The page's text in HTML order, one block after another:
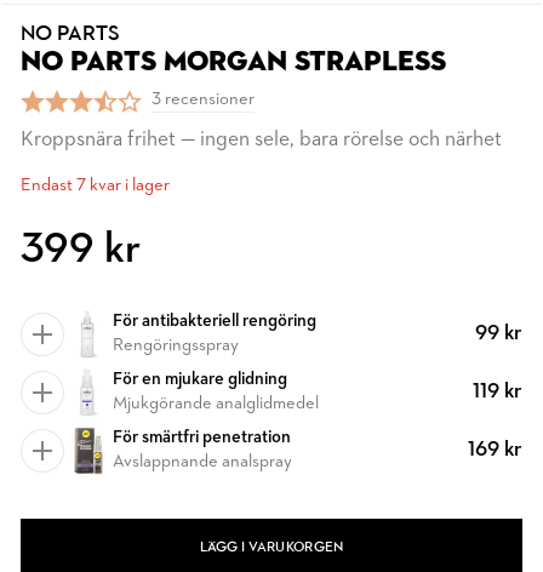
NO PARTS
NO PARTS MORGAN STRAPLESS
3 recensioner
Kroppsnära frihet — ingen sele, bara rörelse och närhet
Endast 7 kvar i lager
399 kr
För antibakteriell rengöring
Rengöringsspray
99 kr
För en mjukare glidning
Mjukgörande analglidmedel
119 kr
För smärtfri penetration
Avslappnande analspray
169 kr
LÄGG I VARUKORGEN